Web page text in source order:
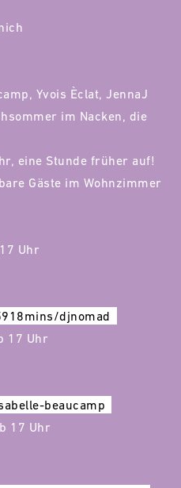
Yvois Èclat, JennaJ
im Nacken, die
eine Stunde früher auf!
Gäste im Wohnzimmer
Uhr
djnomad
17 Uhr
beaucamp
17 Uhr